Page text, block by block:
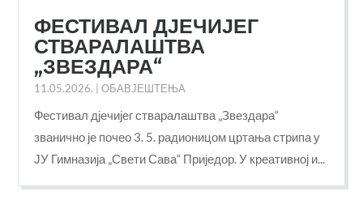
ФЕСТИВАЛ ДЈЕЧИЈЕГ
СТВАРАЛАШТВА
„ЗВЕЗДАРА“
11.05.2026. |ОБАВЈЕШТЕЊА
Фестивал дјечијег стваралаштва „Звездара“
званично је почео 3. 5. радионицом цртања стрипа у
ЈУ Гимназија „Свети Сава“ Приједор. У креативној и...